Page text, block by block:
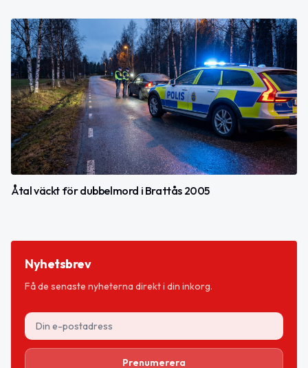
Åtal väckt för dubbelmord i Brattås 2005
Nyhetsbrev
Få de senaste nyheterna direkt i din inkorg.
Prenumerera